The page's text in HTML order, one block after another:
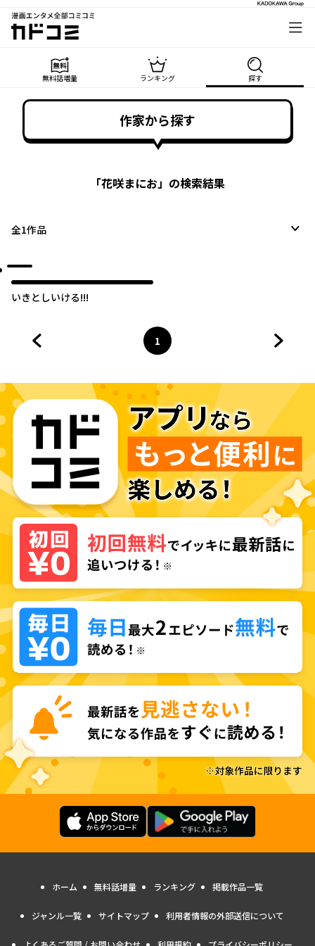
漫画エンタメ全部コミコミ
カドコミ
無料話増量 ランキング 探す
作家から探す
「花咲まにお」の検索結果
全1作品
いきとしいける!!!
ページ
1
へ
ホーム 無料話増量 ランキング 掲載作品一覧
ジャンル一覧 サイトマップ 利用者情報の外部送信について